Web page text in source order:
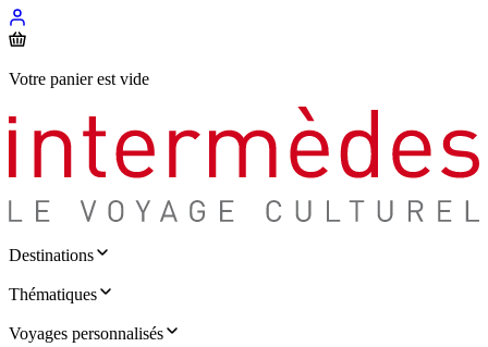
Votre panier est vide
Destinations
Thématiques
Voyages personnalisés